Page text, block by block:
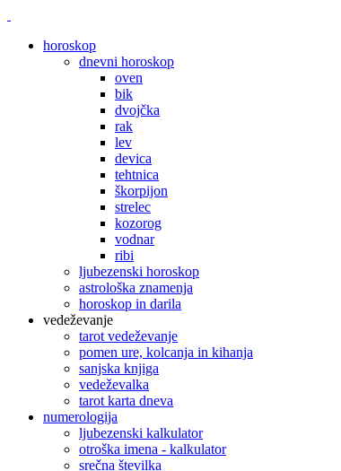
horoskop
dnevni horoskop
oven
bik
dvojčka
rak
lev
devica
tehtnica
škorpijon
strelec
kozorog
vodnar
ribi
ljubezenski horoskop
astrološka znamenja
horoskop in darila
vedeževanje
tarot vedeževanje
pomen ure, kolcanja in kihanja
sanjska knjiga
vedeževalka
tarot karta dneva
numerologija
ljubezenski kalkulator
otroška imena - kalkulator
srečna številka